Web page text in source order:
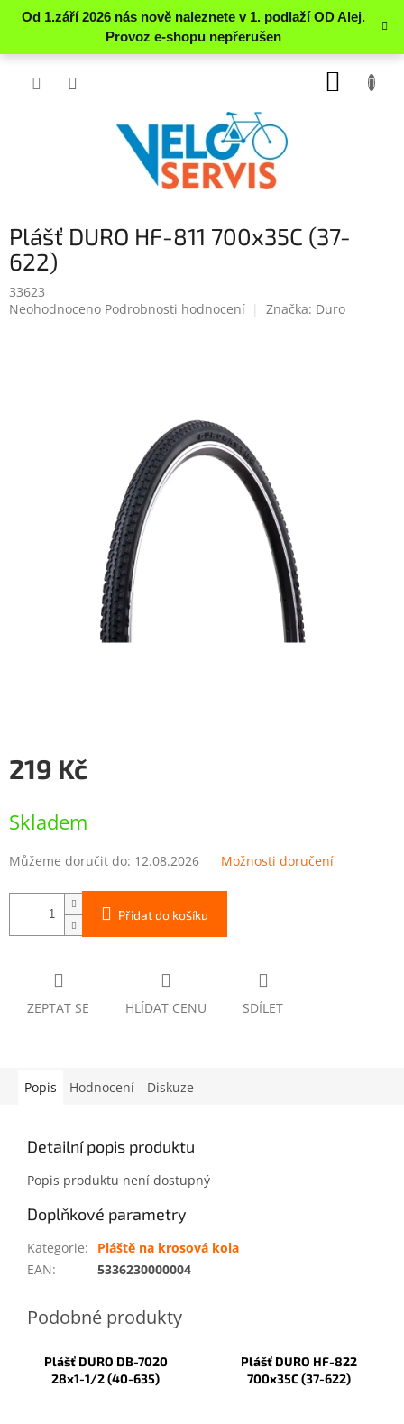
Přejít
Plášť DURO HF-811 700x35C (37-
622)
33623
Průměrné
Neohodnoceno Podrobnosti hodnocení Značka: Duro
219 Kč
cena:
Skladem
Můžeme doručit do: 12.08.2026 Možnosti doručení
Přidat do košíku
ZEPTAT SE HLÍDAT CENU SDÍLET
Popis Hodnocení Diskuze
Detailní popis produktu
Popis produktu není dostupný
Doplňkové parametry
Kategorie:
Pláště na krosová kola
EAN: 5336230000004
Plášť DURO DB-7020
28x1-1/2 (40-635)
Plášť DURO HF-822
700x35C (37-622)